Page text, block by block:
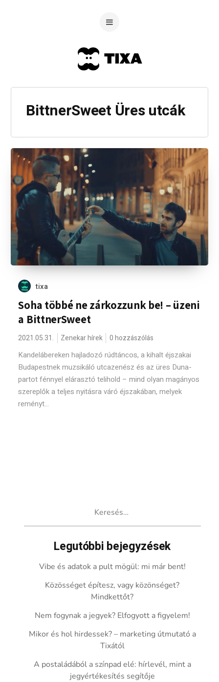
BittnerSweet Üres utcák
tixa
Soha többé ne zárkozzunk be! – üzeni
a BittnerSweet
2021.05.31. Zenekar hírek 0 hozzászólás
Kandelábereken hajladozó rúdtáncos, a kihalt éjszakai
Budapestnek muzsikáló utcazenész és az üres Duna-
partot fénnyel elárasztó telihold – mind olyan magányos
szereplők a teljes nyitásra váró éjszakában, melyek
reményt...
Legutóbbi bejegyzések
Vibe és adatok a pult mögül: mi már bent!
Közösséget építesz, vagy közönséget?
Mindkettőt?
Nem fogynak a jegyek? Elfogyott a figyelem!
Mikor és hol hirdessek? – marketing útmutató a
Tixától
A postaládából a színpad elé: hírlevél, mint a
jegyértékesítés segítője